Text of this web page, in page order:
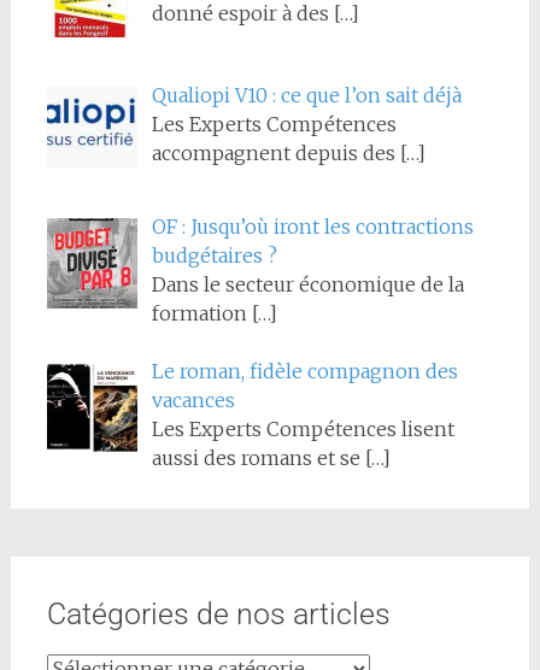
donné espoir à des […]
Qualiopi V10 : ce que l’on sait déjà
Les Experts Compétences
accompagnent depuis des […]
OF : Jusqu’où iront les contractions
budgétaires ?
Dans le secteur économique de la
formation […]
Le roman, fidèle compagnon des
vacances
Les Experts Compétences lisent
aussi des romans et se […]
Catégories de nos articles